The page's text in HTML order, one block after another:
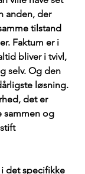
anden, der
tilstand
Faktum er i
bliver i tvivl,
selv. Og den
løsning.
det er
og
det specifikke